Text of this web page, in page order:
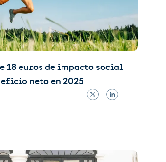
18 euros de impacto social
neto en 2025